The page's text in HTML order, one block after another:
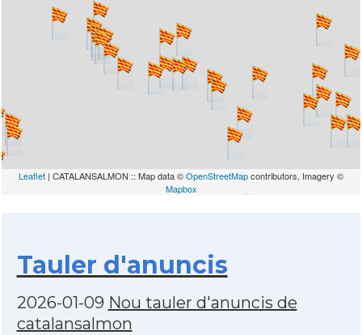
Leaflet | CATALANSALMON :: Map data ©OpenStreetMapcontributors, Imagery ©
Mapbox
Tauler d'anuncis
2026-01-09 Nou tauler d'anuncis de
catalansalmon